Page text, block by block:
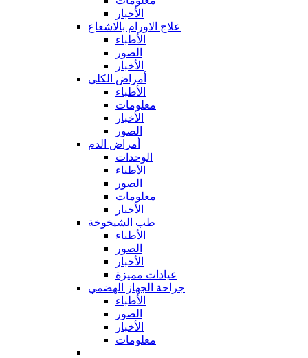
الأخبار
علاج الاورام بالاشعاع
الأطباء
الصور
الأخبار
أمراض الكلى
الأطباء
معلومات
الأخبار
الصور
أمراض الدم
الوحدات
الأطباء
الصور
معلومات
الأخبار
طب الشيخوخة
الأطباء
الصور
الأخبار
عيادات مميزة
جراحة الجهاز الهضمي
الأطباء
الصور
الأخبار
معلومات